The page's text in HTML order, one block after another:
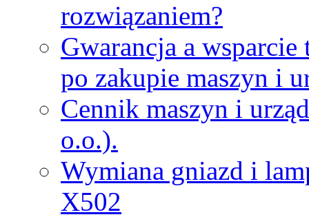
rozwiązaniem?
Gwarancja a
po zakupie maszyn i
Cennik maszyn i
o.o.).
Wymiana gniazd i
X502